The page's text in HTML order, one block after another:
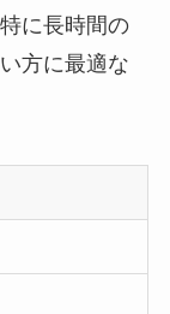
に長時間の
方に最適な